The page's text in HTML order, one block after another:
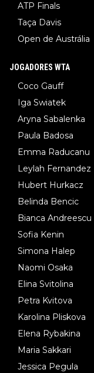
ATP Finals
Taça Davis
Open de Austrália
JOGADORES WTA
Coco Gauff
Iga Swiatek
Aryna Sabalenka
Paula Badosa
Emma Raducanu
Leylah Fernandez
Hubert Hurkacz
Belinda Bencic
Bianca Andreescu
Sofia Kenin
Simona Halep
Naomi Osaka
Elina Svitolina
Petra Kvitova
Karolina Pliskova
Elena Rybakina
Maria Sakkari
Jessica Pegula